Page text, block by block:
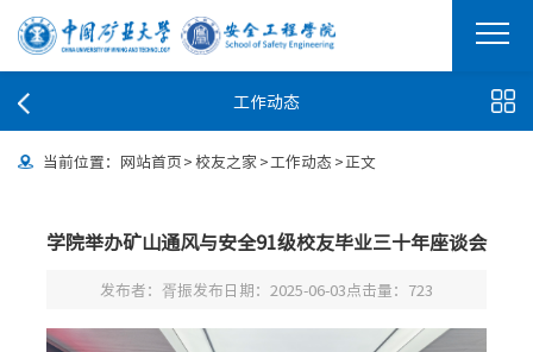
工作动态
当前位置： 网站首页>校友之家>工作动态 >正文
学院举办矿山通风与安全91级校友毕业三十年座谈会
发布者：胥振发布日期：2025-06-03点击量： 723